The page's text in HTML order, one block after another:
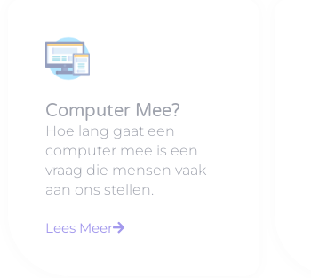
Computer Mee?
Hoe lang gaat een
computer mee is een
vraag die mensen vaak
aan ons stellen.
Lees Meer